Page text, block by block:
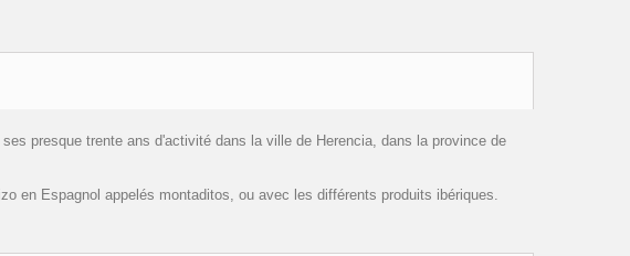
presque trente ans d'activité dans la ville de Herencia, dans la province de
en Espagnol appelés montaditos, ou avec les différents produits ibériques.